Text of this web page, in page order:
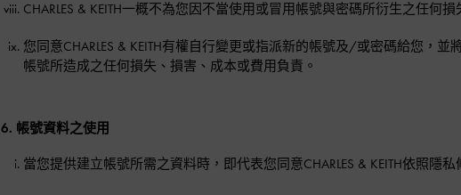
CHARLES & KEITH一概不為您因不當使用或冒用帳號與密碼所衍生之任何
您同意CHARLES & KEITH有權自行變更或指派新的帳號及/或密碼給您，並
帳號所造成之任何損失、損害、成本或費用負責。
6. 帳號資料之使用
當您提供建立帳號所需之資料時，即代表您同意CHARLES & KEITH依照隱